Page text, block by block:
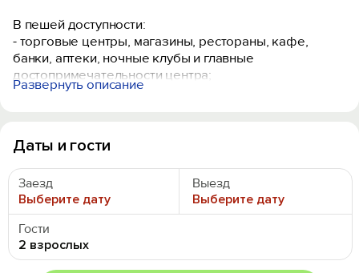
В пешей доступности:
- торговые центры, магазины, рестораны, кафе,
банки, аптеки, ночные клубы и главные
достопримечательности центра;
- спортивные зоны и тренажеры на открытом
территория;
- закрытая территория, видеонаблюдение,
физическая охрана.
В апартаментах есть все необходимое для приятного
проживания:
- просторная комната с большой двуспальной
кроватью, уютным диваном, телевизором и стильным
Развернуть описание
Даты и гости
Заезд
Выберите дату
Выезд
Выберите дату
Гости
2 взрослых